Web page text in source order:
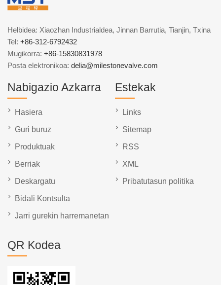
Helbidea: Xiaozhan Industrialdea, Jinnan Barrutia, Tianjin, Txina
Tel: +86-312-6792432
Mugikorra: +86-15830831978
Posta elektronikoa: delia@milestonevalve.com
Nabigazio Azkarra
Hasiera
Guri buruz
Produktuak
Berriak
Deskargatu
Bidali Kontsulta
Jarri gurekin harremanetan
Estekak
Links
Sitemap
RSS
XML
Pribatutasun politika
QR Kodea